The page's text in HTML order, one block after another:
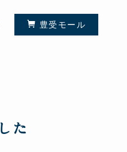
豊受モール
た